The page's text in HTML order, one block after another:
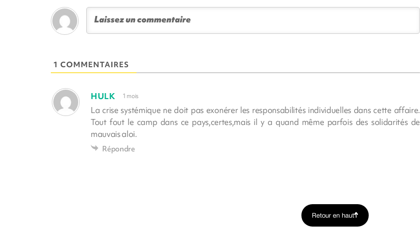
1 COMMENTAIRES
HULK 1 mois
La crise systémique ne doit pas exonérer les responsabilités individuelles dans cette affaire.
Tout fout le camp dans ce pays,certes,mais il y a quand même parfois des solidarités de
mauvais aloi.
Répondre
Retour en haut